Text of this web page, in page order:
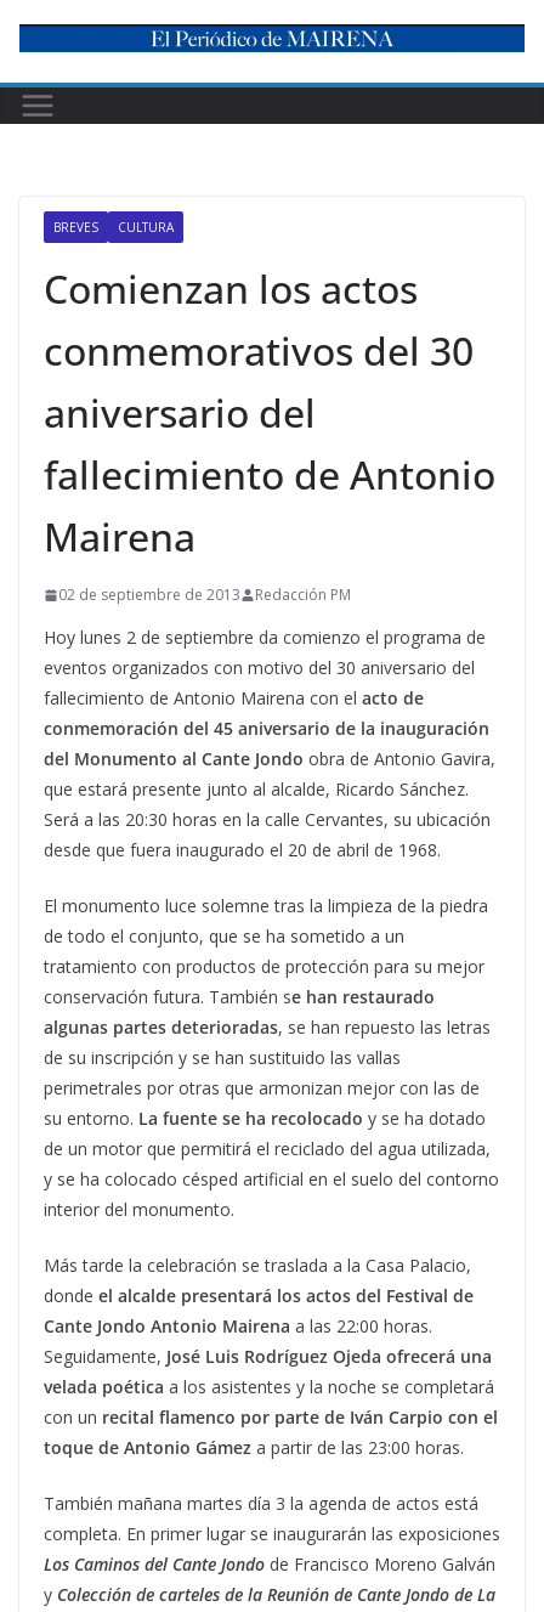
content
BREVES CULTURA
Comienzan los actos
conmemorativos del 30
aniversario del
fallecimiento de Antonio
Mairena
02 de septiembre de 2013 Redacción PM
Hoy lunes 2 de septiembre da comienzo el programa de
eventos organizados con motivo del 30 aniversario del
fallecimiento de Antonio Mairena con el acto de
conmemoración del 45 aniversario de la inauguración
del Monumento al Cante Jondo obra de Antonio Gavira,
que estará presente junto al alcalde, Ricardo Sánchez.
Será a las 20:30 horas en la calle Cervantes, su ubicación
desde que fuera inaugurado el 20 de abril de 1968.
El monumento luce solemne tras la limpieza de la piedra
de todo el conjunto, que se ha sometido a un
tratamiento con productos de protección para su mejor
conservación futura. También se han restaurado
algunas partes deterioradas, se han repuesto las letras
de su inscripción y se han sustituido las vallas
perimetrales por otras que armonizan mejor con las de
su entorno. La fuente se ha recolocado y se ha dotado
de un motor que permitirá el reciclado del agua utilizada,
y se ha colocado césped artificial en el suelo del contorno
interior del monumento.
Más tarde la celebración se traslada a la Casa Palacio,
donde el alcalde presentará los actos del Festival de
Cante Jondo Antonio Mairena a las 22:00 horas.
Seguidamente, José Luis Rodríguez Ojeda ofrecerá una
velada poética a los asistentes y la noche se completará
con un recital flamenco por parte de Iván Carpio con el
toque de Antonio Gámez a partir de las 23:00 horas.
También mañana martes día 3 la agenda de actos está
completa. En primer lugar se inaugurarán las exposiciones
Los Caminos del Cante Jondo de Francisco Moreno Galván
y Colección de carteles de la Reunión de Cante Jondo de La